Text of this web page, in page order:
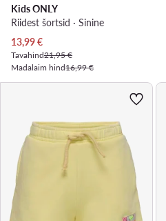
Kids ONLY
Riidest šortsid · Sinine
Praegune hind
13,99€
Tavahind21,95 €
Madalaim hind16,99 €